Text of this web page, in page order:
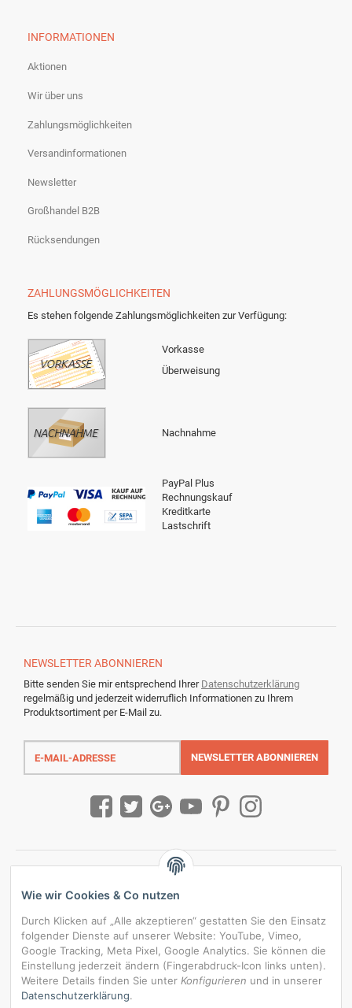
INFORMATIONEN
Aktionen
Wir über uns
Zahlungsmöglichkeiten
Versandinformationen
Newsletter
Großhandel B2B
Rücksendungen
ZAHLUNGSMÖGLICHKEITEN
Es stehen folgende Zahlungsmöglichkeiten zur Verfügung:
Vorkasse
Überweisung
Nachnahme
PayPal Plus
Rechnungskauf
Kreditkarte
Lastschrift
NEWSLETTER ABONNIEREN
Bitte senden Sie mir entsprechend Ihrer Datenschutzerklärung
regelmäßig und jederzeit widerruflich Informationen zu Ihrem
Produktsortiment per E-Mail zu.
E-
Mail-
NEWSLETTER ABONNIEREN
Alle Preise inkl. gesetzlicher USt., zzgl.
Wie wir Cookies & Co nutzen
Durch Klicken auf „Alle akzeptieren“ gestatten Sie den Einsatz
folgender Dienste auf unserer Website: YouTube, Vimeo,
Google Tracking, Meta Pixel, Google Analytics. Sie können die
Einstellung jederzeit ändern (Fingerabdruck-Icon links unten).
Weitere Details finden Sie unter Konfigurieren und in unserer
Datenschutzerklärung.